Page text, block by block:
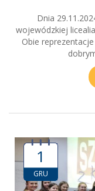
Dnia
wojewódzkiej
Obie
1
GRU